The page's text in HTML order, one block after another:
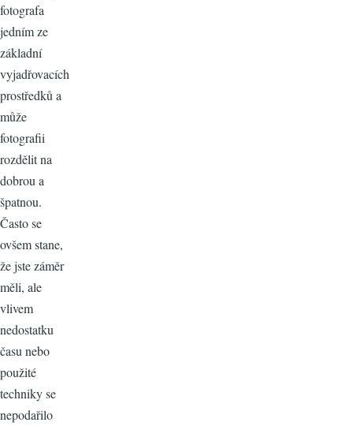
fotografa
jedním ze
základní
vyjadřovacích
prostředků a
může
fotografii
rozdělit na
dobrou a
špatnou.
Často se
ovšem stane,
že jste záměr
měli, ale
vlivem
nedostatku
času nebo
použité
techniky se
nepodařilo